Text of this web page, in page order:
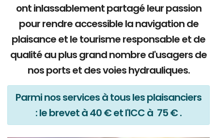
ont inlassablement partagé leur passion
pour rendre accessible la navigation de
plaisance et le tourisme responsable et de
qualité au plus grand nombre d'usagers de
nos ports et des voies hydrauliques.
Parmi nos services à tous les plaisanciers
: le brevet à 40 € et l'ICC à 75 € .